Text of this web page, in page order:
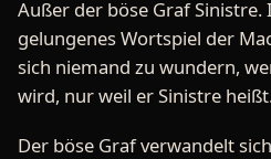
Außer der böse Graf
gelungenes Wortspiel der
sich niemand zu wundern,
wird, nur weil er Sinistre
Der böse Graf verwandelt